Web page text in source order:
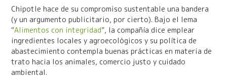
Chipotle hace de su compromiso sustentable una bandera
(y un argumento publicitario, por cierto). Bajo el lema
“Alimentos con integridad”, la compañía dice emplear
ingredientes locales y agroecológicos y su política de
abastecimiento contempla buenas prácticas en materia de
trato hacia los animales, comercio justo y cuidado
ambiental.